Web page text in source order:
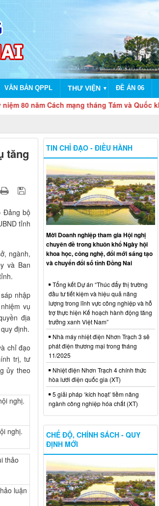
VĂN BẢN QPPL THƯ VIỆN ▼ ĐỀ ÁN 06
năm Cách mạng tháng Tám và Quốc khánh 2/9
tăng
Đảng bộ
tỉnh
ngành,
và Ban
nhập
vụ
địa
định.
chỉ đạo
trị, tư
ủy theo
nghị.
luận
TIN CHỈ ĐẠO - ĐIỀU HÀNH
Mời Doanh nghiệp tham gia Hội nghị
chuyên đề trong khuôn khổ Ngày hội
khoa học, công nghệ, đổi mới sáng tạo
và chuyển đổi số tỉnh Đồng Nai
Tổng kết Dự án “Thúc đẩy thị trường
đầu tư tiết kiệm và hiệu quả năng
lượng trong lĩnh vực công nghiệp và hỗ
trợ thực hiện Kế hoạch hành động tăng
trưởng xanh Việt Nam”
Nhà máy nhiệt điện Nhơn Trạch 3 sẽ
phát điện thương mại trong tháng
11/2025
Nhiệt điện Nhơn Trạch 4 chính thức
hòa lưới điện quốc gia (XT)
5 giải pháp ‘kích hoạt’ tiềm năng
ngành công nghiệp hóa chất (XT)
CHẾ ĐỘ, CHÍNH SÁCH - QUY
ĐỊNH MỚI